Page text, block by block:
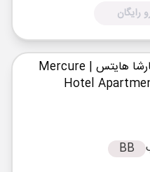
رایگان
هایتس | Mercure
Hotel
BB